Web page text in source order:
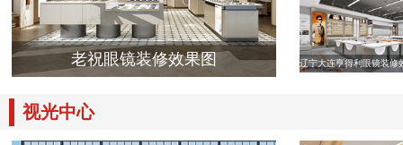
老祝眼镜装修效果图 辽宁大连亨得利眼镜装修
视光中心